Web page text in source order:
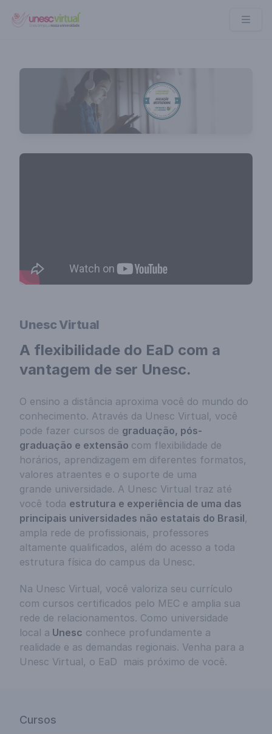
UNESC VIRTUAL
Unesc Virtual
A flexibilidade do EaD com a
vantagem de ser Unesc.
O ensino a distância aproxima você do mundo do
conhecimento. Através da Unesc Virtual, você
pode fazer cursos de graduação, pós-
graduação e extensão com flexibilidade de
horários, aprendizagem em diferentes formatos,
valores atraentes e o suporte de uma
grande universidade. A Unesc Virtual traz até
você toda estrutura e experiência de uma das
principais universidades não estatais do Brasil,
ampla rede de profissionais, professores
altamente qualificados, além do acesso a toda
estrutura física do campus da Unesc.
Na Unesc Virtual, você valoriza seu currículo
com cursos certificados pelo MEC e amplia sua
rede de relacionamentos. Como universidade
local a Unesc conhece profundamente a
realidade e as demandas regionais. Venha para a
Unesc Virtual, o EaD mais próximo de você.
Cursos